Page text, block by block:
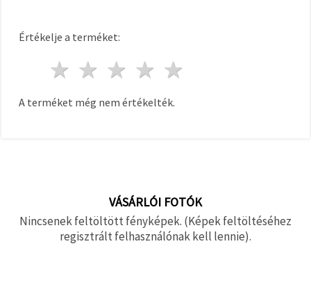
Értékelje a terméket:
4 csillagok
3 csillagok
2 csillagok
1 csillag
A terméket még nem értékelték.
VÁSÁRLÓI FOTÓK
Nincsenek feltöltött fényképek. (Képek feltöltéséhez
regisztrált felhasználónak kell lennie).